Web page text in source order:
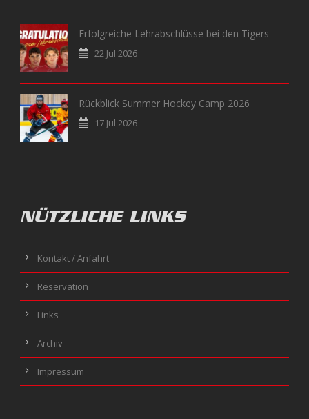
Erfolgreiche Lehrabschlüsse bei den Tigers
22 Jul 2026
Rückblick Summer Hockey Camp 2026
17 Jul 2026
NÜTZLICHE LINKS
Kontakt / Anfahrt
Reservation
Links
Archiv
Impressum